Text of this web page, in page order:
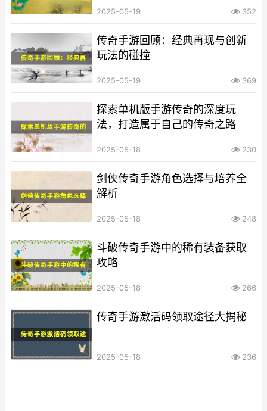
2025-05-19 352
传奇手游回顾：经典再现与创新
玩法的碰撞
2025-05-19 369
探索单机版手游传奇的深度玩
法，打造属于自己的传奇之路
2025-05-18 230
剑侠传奇手游角色选择与培养全
解析
2025-05-18 248
斗破传奇手游中的稀有装备获取
攻略
2025-05-18 266
传奇手游激活码领取途径大揭秘
2025-05-18 236